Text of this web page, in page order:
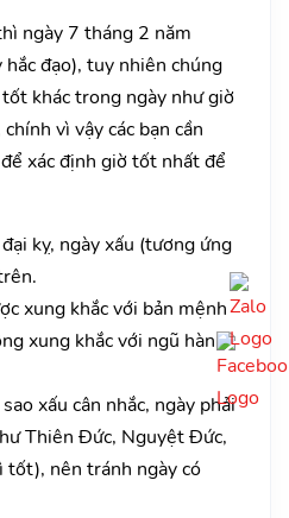
ngày 7 tháng 2 năm
đạo), tuy nhiên chúng
tốt khác trong ngày như giờ
vì vậy các bạn cần
xác định giờ tốt nhất để
kỵ, ngày xấu (tương ứng
xung khắc với bản mệnh
xung khắc với ngũ hành
xấu cân nhắc, ngày phải
Thiên Đức, Nguyệt Đức,
nên tránh ngày có